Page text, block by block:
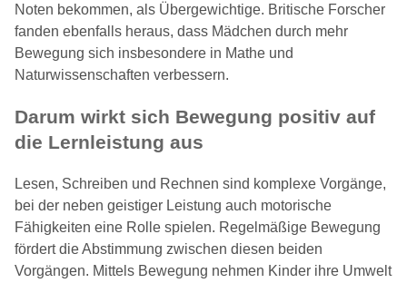
Noten bekommen, als Übergewichtige. Britische Forscher
fanden ebenfalls heraus, dass Mädchen durch mehr
Bewegung sich insbesondere in Mathe und
Naturwissenschaften verbessern.
Darum wirkt sich Bewegung positiv auf
die Lernleistung aus
Lesen, Schreiben und Rechnen sind komplexe Vorgänge,
bei der neben geistiger Leistung auch motorische
Fähigkeiten eine Rolle spielen. Regelmäßige Bewegung
fördert die Abstimmung zwischen diesen beiden
Vorgängen. Mittels Bewegung nehmen Kinder ihre Umwelt